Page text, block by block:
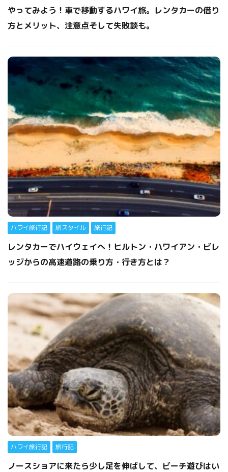
やってみよう！車で移動するハワイ旅。レンタカーの借り
方とメリット、注意点そして失敗談も。
ハワイ旅行記 旅スタイル 旅行記
レンタカーでハイウェイへ！ヒルトン・ハワイアン・ビレ
ッジからの高速道路の乗り方・行き方とは？
ハワイ旅行記 旅行記
ノースショアに来たら少し足を伸ばして、ビーチ遊びはい